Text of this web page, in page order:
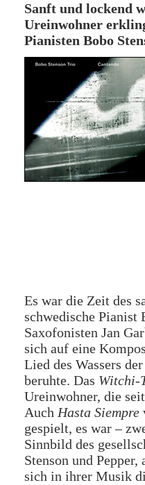
Sanft und lockend
Ureinwohner
Pianisten Bobo
Es war die Zeit des
schwedische Pianist
Saxofonisten Jan
sich auf eine
Lied des Wassers
beruhte. Das Witchi-
Ureinwohner, die
Auch Hasta Siempre
gespielt, es war –
Sinnbild des
Stenson und
sich in ihrer Musik